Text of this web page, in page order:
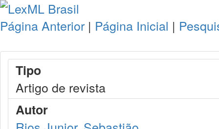
Página Anterior | Página Inicial |
Tipo
Artigo de revista
Autor